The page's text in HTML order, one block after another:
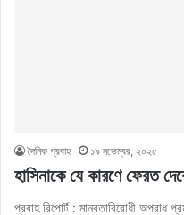
দৈনিক প্রবাহ ১৯ নভেম্বর, ২০২৫
হাসিনাকে যে কারণে ফেরত
প্রবাহ রিপোর্ট : মানবতাবিরোধী অপরাধ